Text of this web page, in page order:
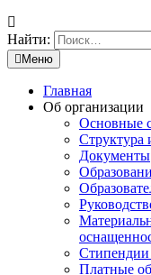
Найти:
Меню
Главная
Об организации
Основные
Структура
Документы
Платные